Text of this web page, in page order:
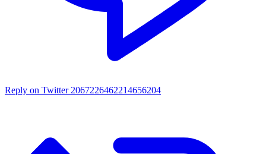
Reply on Twitter 2067226462214656204